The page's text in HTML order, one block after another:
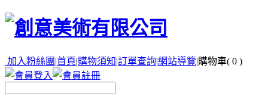
加入粉絲團 |首頁|購物須知|訂單查詢|網站導覽|購物車( 0 )